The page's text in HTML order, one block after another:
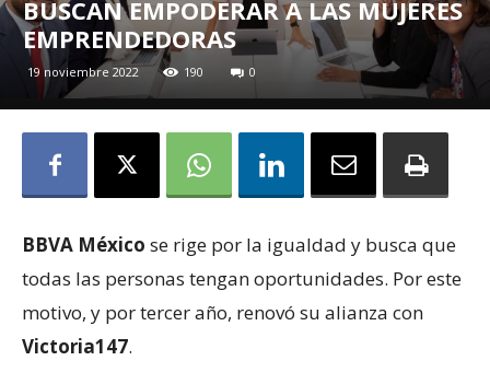
Empresas
BUSCAN EMPODERAR A LAS MUJERES
EMPRENDEDORAS
19 noviembre 2022 190 0
BBVA México se rige por la igualdad y busca que
todas las personas tengan oportunidades. Por este
motivo, y por tercer año, renovó su alianza con
Victoria147.